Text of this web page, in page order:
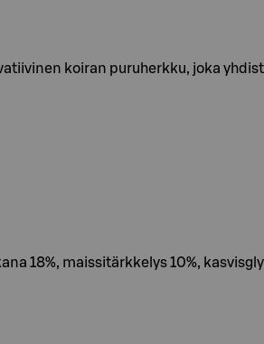
koiran puruherkku, joka
18%, maissitärkkelys 10%,